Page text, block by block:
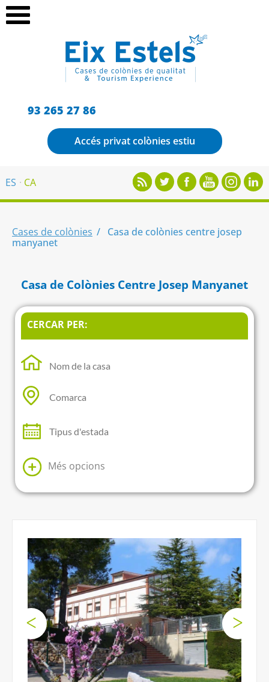
93 265 27 86
Accés privat colònies estiu
ES CA
Cases de colònies
Casa de colònies centre josep
manyanet
Casa de Colònies Centre Josep Manyanet
CERCAR PER:
Més opcions